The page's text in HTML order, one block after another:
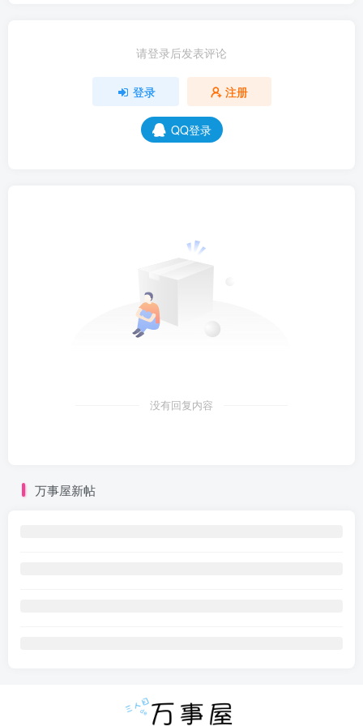
请登录后发表评论
登录 注册
QQ登录
没有回复内容
万事屋新帖